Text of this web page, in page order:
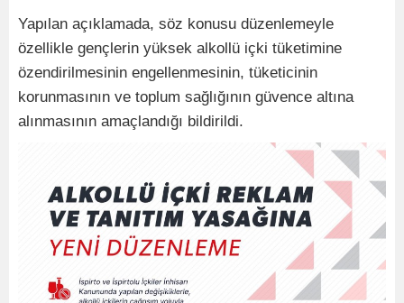
Yapılan açıklamada, söz konusu düzenlemeyle
özellikle gençlerin yüksek alkollü içki tüketimine
özendirilmesinin engellenmesinin, tüketicinin
korunmasının ve toplum sağlığının güvence altına
alınmasının amaçlandığı bildirildi.